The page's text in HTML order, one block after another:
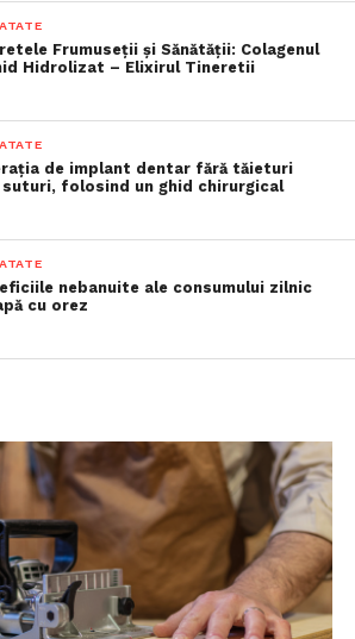
Frumuseții și Sănătății: Colagenul
Hidrolizat – Elixirul Tineretii
de implant dentar fără tăieturi
suturi, folosind un ghid chirurgical
nebanuite ale consumului zilnic
cu orez